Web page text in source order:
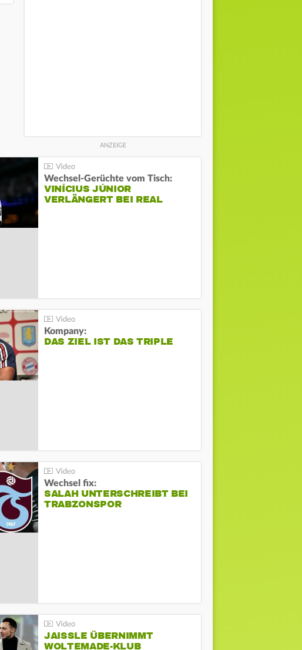
Wechsel-Gerüchte vom Tisch:
VINÍCIUS JÚNIOR
VERLÄNGERT BEI REAL
Kompany:
DAS ZIEL IST DAS TRIPLE
Wechsel fix:
SALAH UNTERSCHREIBT BEI
TRABZONSPOR
JAISSLE ÜBERNIMMT
WOLTEMADE-KLUB